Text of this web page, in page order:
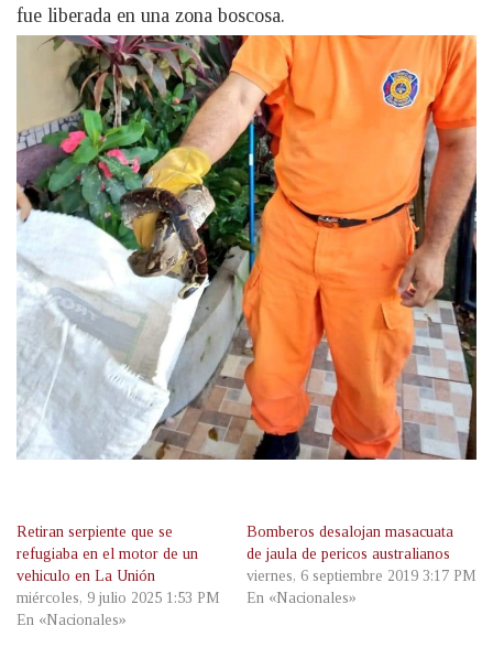
fue liberada en una zona boscosa.
Retiran serpiente que se
refugiaba en el motor de un
vehiculo en La Unión
miércoles, 9 julio 2025 1:53 PM
En «Nacionales»
Bomberos desalojan masacuata
de jaula de pericos australianos
viernes, 6 septiembre 2019 3:17 PM
En «Nacionales»